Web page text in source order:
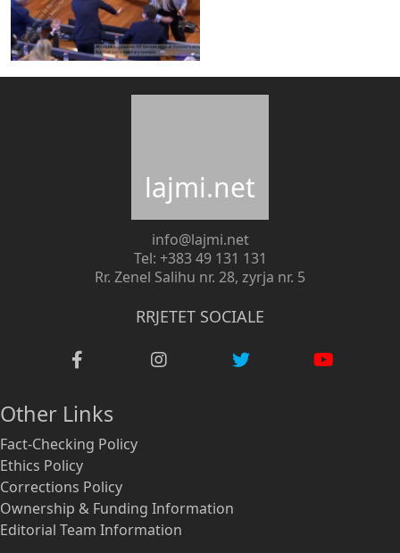
lajmi.net
info@lajmi.net
Tel: +383 49 131 131
Rr. Zenel Salihu nr. 28, zyrja nr. 5
RRJETET SOCIALE
Other Links
Fact-Checking Policy
Ethics Policy
Corrections Policy
Ownership & Funding Information
Editorial Team Information